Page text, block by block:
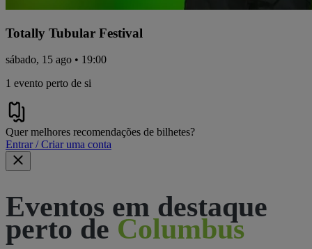
Totally Tubular Festival
sábado, 15 ago • 19:00
1 evento perto de si
Quer melhores recomendações de bilhetes?
Entrar / Criar uma conta
Eventos em destaque
perto de Columbus